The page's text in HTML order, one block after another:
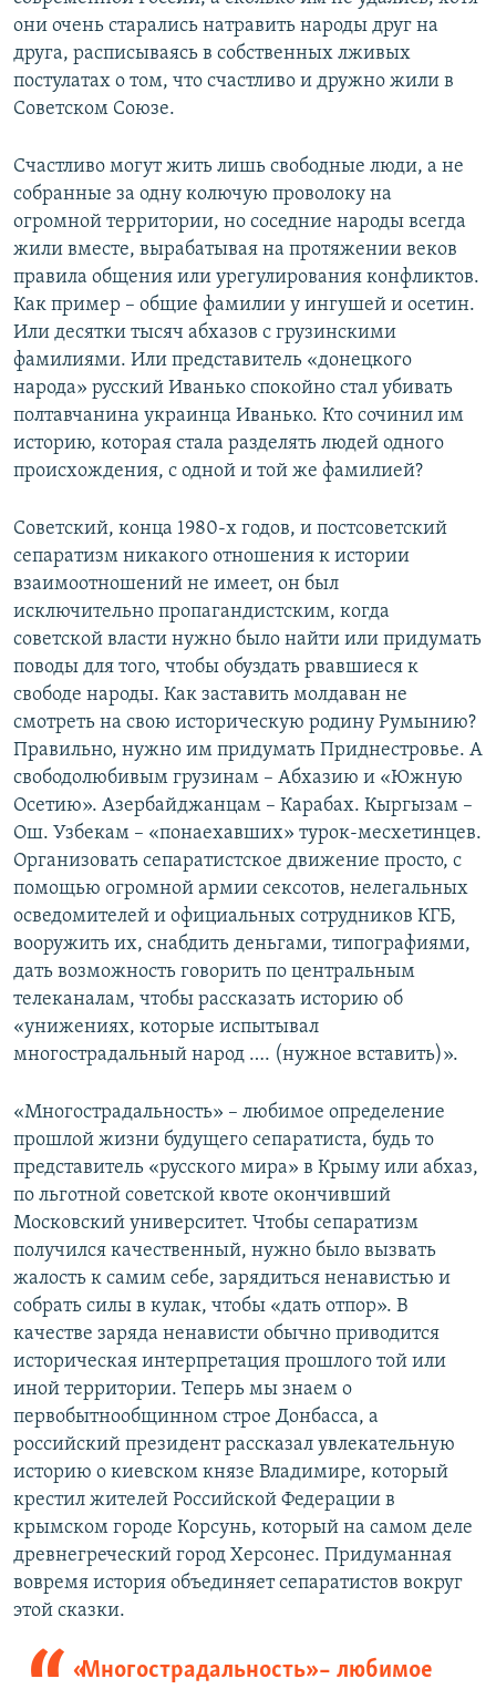
они очень старались натравить народы друг на
друга, расписываясь в собственных лживых
постулатах о том, что счастливо и дружно жили в
Советском Союзе.
Счастливо могут жить лишь свободные люди, а не
собранные за одну колючую проволоку на
огромной территории, но соседние народы всегда
жили вместе, вырабатывая на протяжении веков
правила общения или урегулирования конфликтов.
Как пример – общие фамилии у ингушей и осетин.
Или десятки тысяч абхазов с грузинскими
фамилиями. Или представитель «донецкого
народа» русский Иванько спокойно стал убивать
полтавчанина украинца Иванько. Кто сочинил им
историю, которая стала разделять людей одного
происхождения, с одной и той же фамилией?
Советский, конца 1980-х годов, и постсоветский
сепаратизм никакого отношения к истории
взаимоотношений не имеет, он был
исключительно пропагандистским, когда
советской власти нужно было найти или придумать
поводы для того, чтобы обуздать рвавшиеся к
свободе народы. Как заставить молдаван не
смотреть на свою историческую родину Румынию?
Правильно, нужно им придумать Приднестровье. А
свободолюбивым грузинам – Абхазию и «Южную
Осетию». Азербайджанцам – Карабах. Кыргызам –
Ош. Узбекам – «понаехавших» турок-месхетинцев.
Организовать сепаратистское движение просто, с
помощью огромной армии сексотов, нелегальных
осведомителей и официальных сотрудников КГБ,
вооружить их, снабдить деньгами, типографиями,
дать возможность говорить по центральным
телеканалам, чтобы рассказать историю об
«унижениях, которые испытывал
многострадальный народ …. (нужное вставить)».
«Многострадальность» – любимое определение
прошлой жизни будущего сепаратиста, будь то
представитель «русского мира» в Крыму или абхаз,
по льготной советской квоте окончивший
Московский университет. Чтобы сепаратизм
получился качественный, нужно было вызвать
жалость к самим себе, зарядиться ненавистью и
собрать силы в кулак, чтобы «дать отпор». В
качестве заряда ненависти обычно приводится
историческая интерпретация прошлого той или
иной территории. Теперь мы знаем о
первобытнообщинном строе Донбасса, а
российский президент рассказал увлекательную
историю о киевском князе Владимире, который
крестил жителей Российской Федерации в
крымском городе Корсунь, который на самом деле
древнегреческий город Херсонес. Придуманная
вовремя история объединяет сепаратистов вокруг
этой сказки.
«Многострадальность» – любимое